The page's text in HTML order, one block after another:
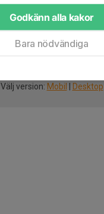
Välj version: Mobil Desktop
Godkänn alla kakor
Bara nödvändiga